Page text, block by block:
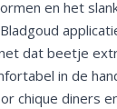
en het
dat beetje
in de
chique diners